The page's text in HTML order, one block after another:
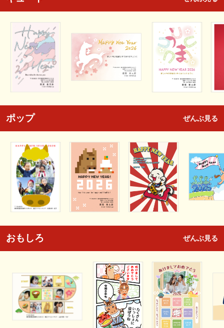
ポップ ぜんぶ見る
おもしろ ぜんぶ見る